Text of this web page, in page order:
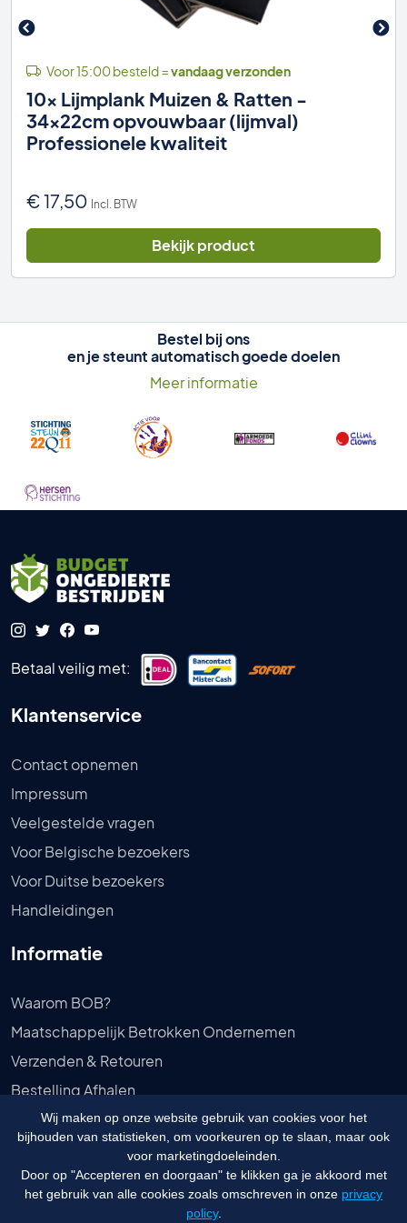
Wij maken op onze website gebruik van cookies voor het
bijhouden van statistieken, om voorkeuren op te slaan, maar ook
voor marketingdoeleinden.
Door op "Accepteren en doorgaan" te klikken ga je akkoord met
het gebruik van alle cookies zoals omschreven in onze privacy
policy.
Voor 15:00 besteld =vandaag verzonden
10x Lijmplank Muizen & Ratten -
34x22cm opvouwbaar (lijmval)
Professionele kwaliteit
€17,50 Incl. BTW
Bekijk product
Bestel bij ons
en je steunt automatisch goede doelen
Meer informatie
Betaal veilig met:
Klantenservice
Contact opnemen
Impressum
Veelgestelde vragen
Voor Belgische bezoekers
Voor Duitse bezoekers
Handleidingen
Informatie
Waarom BOB?
Maatschappelijk Betrokken Ondernemen
Verzenden & Retouren
Bestelling Afhalen
Privébeleid
Algemene voorwaarden
© 2026 Budgetongediertebestrijden.nl - Website door